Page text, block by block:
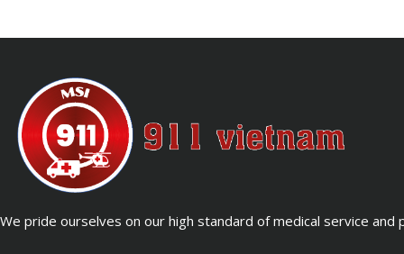
We pride ourselves on our high standard of medical service and